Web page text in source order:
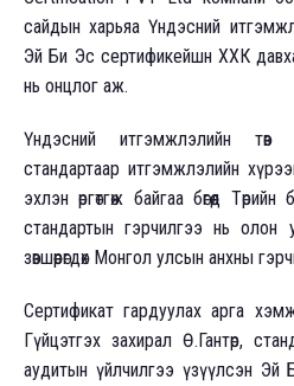
сайдын харьяа Үндэсний
Эй Би Эс сертификейшн ХХК
нь онцлог аж.
Үндэсний итгэмжлэлийн
стандартаар итгэмжлэлийн
эхлэн өргөтгөж байгаа бөгөөд
стандартын гэрчилгээ нь олон
зөвшөөрөгдөх Монгол улсын анхны
Сертификат гардуулах арга
Гүйцэтгэх захирал Ө.Гантөр,
аудитын үйлчилгээ үзүүлсэн